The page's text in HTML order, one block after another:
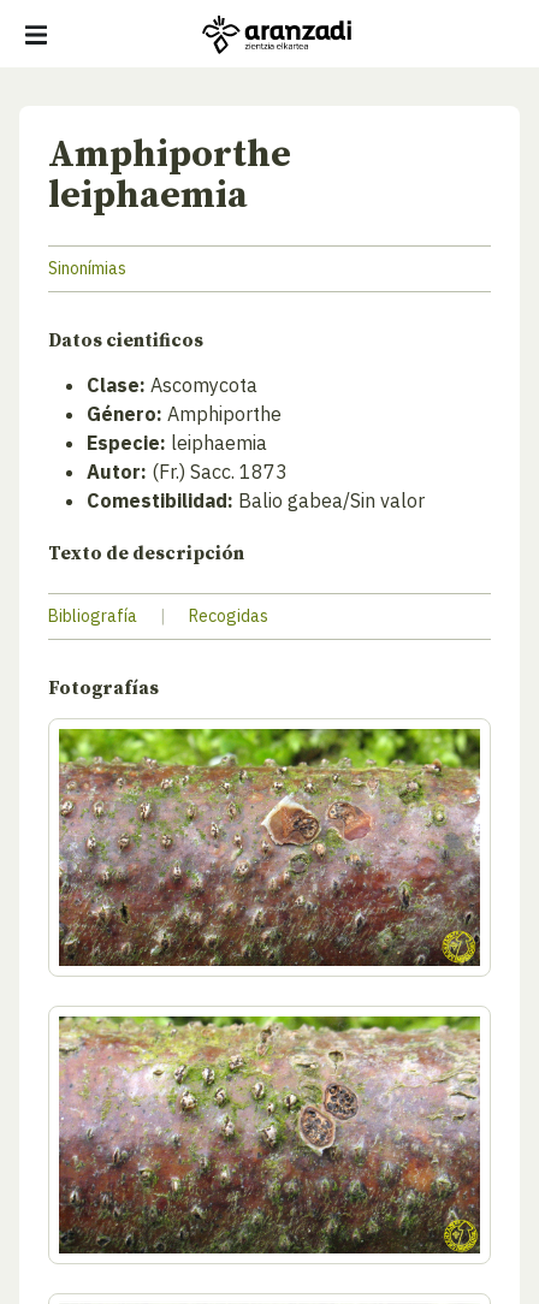
Amphiporthe
leiphaemia
Sinonímias
Datos cientificos
Clase: Ascomycota
Género: Amphiporthe
Especie: leiphaemia
Autor: (Fr.) Sacc. 1873
Comestibilidad: Balio gabea/Sin valor
Texto de descripción
Bibliografía | Recogidas
Fotografías